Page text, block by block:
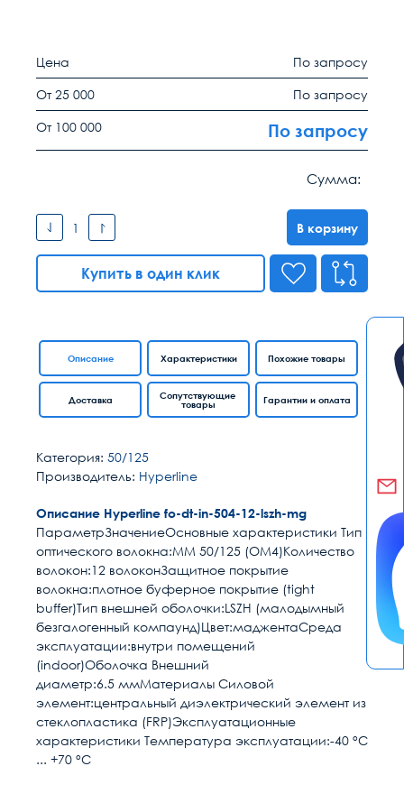
Цена По запросу
От 25 000 По запросу
От 100 000 По запросу
Сумма:
В корзину
Купить в один клик
Описание Характеристики
Доставка
Похожие товары
Сопутствующие
товары
Гарантии и оплата
Категория: 50/125
Производитель: Hyperline
Описание Hyperline fo-dt-in-504-12-lszh-mg
ПараметрЗначениеОсновные характеристики Тип
оптического волокна:MM 50/125 (OM4)Количество
волокон:12 волоконЗащитное покрытие
волокна:плотное буферное покрытие (tight
buffer)Тип внешней оболочки:LSZH (малодымный
безгалогенный компаунд)Цвет:маджентаСреда
эксплуатации:внутри помещений
(indoor)Оболочка Внешний
диаметр:6.5 ммМатериалы Силовой
элемент:центральный диэлектрический элемент из
стеклопластика (FRP)Эксплуатационные
характеристики Температура эксплуатации:-40 °C
... +70 °C